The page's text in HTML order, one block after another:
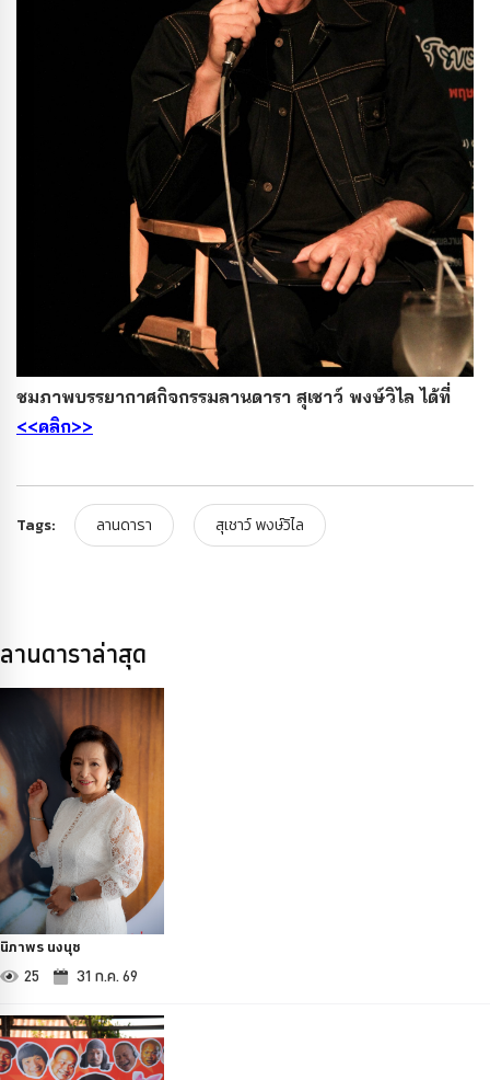
ชมภาพบรรยากาศกิจกรรมลานดารา สุเชาว์ พงษ์วิไล ได้ที่
<<คลิก>>
Tags: ลานดารา สุเชาว์ พงษ์วิไล
ลานดาราล่าสุด
นิภาพร นงนุช
25 31 ก.ค. 69